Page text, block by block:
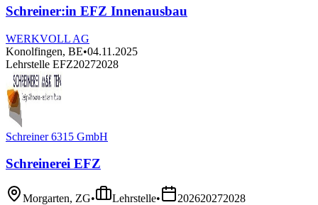
Schreiner:in EFZ Innenausbau
WERKVOLL AG
Konolfingen, BE•04.11.2025
Lehrstelle EFZ20272028
Schreiner 6315 GmbH
Schreinerei EFZ
Morgarten, ZG• Lehrstelle• 202620272028